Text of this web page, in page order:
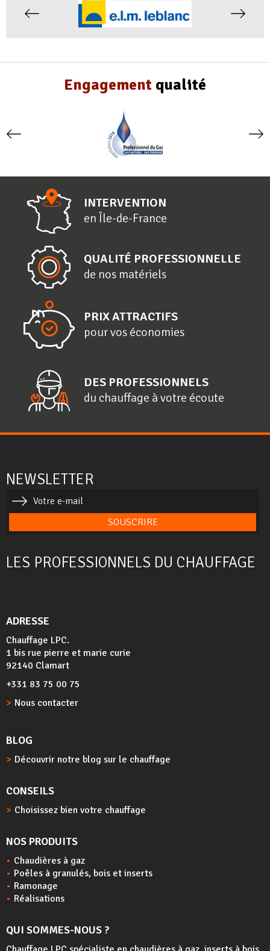
Engagement qualité
INTERVENTION
en Île-de-France
QUALITÉ PROFESSIONNELLE
de nos matériels
PRIX ATTRACTIFS
pour vos économies
DES PROFESSIONNELS
du chauffage à votre écoute
NEWSLETTER
SOUSCRIRE
LES PROFESSIONNELS DU CHAUFFAGE
ADRESSE
Chauffage LPC.
1 bis rue pierre et marie curie
92140 Clamart
+331 83 75 00 75
Nous contacter
BLOG
Découvrir notre blog sur le chauffage
CONSEILS
Choisissez bien votre chauffage
NOS PRODUITS
Chaudières à gaz
Poêles à granulés, bois et inserts
Ramonage
Réalisations
QUI SOMMES-NOUS ?